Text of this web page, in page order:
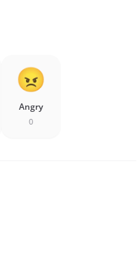
Angry
0